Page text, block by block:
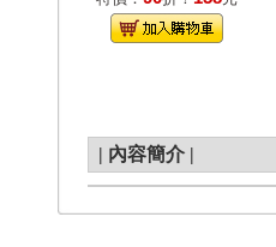
| 內容簡介 |